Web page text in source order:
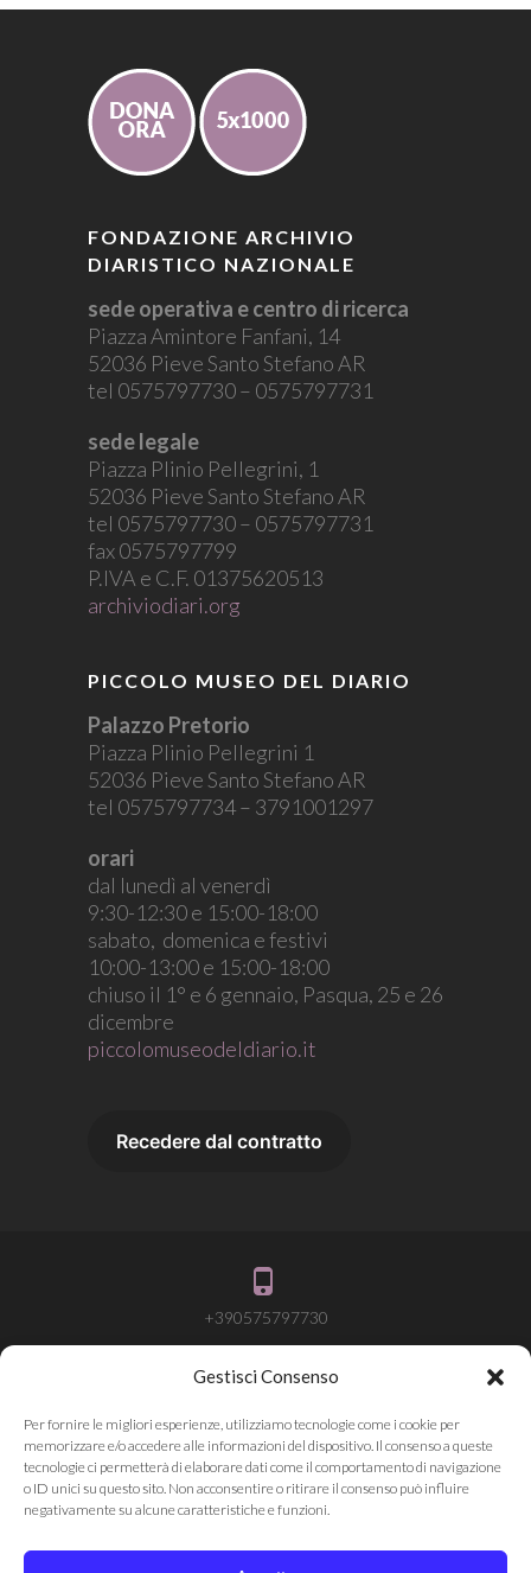
Gestisci Consenso
Per fornire le migliori esperienze, utilizziamo tecnologie come i cookie per
memorizzare e/o accedere alle informazioni del dispositivo. Il consenso a queste
tecnologie ci permetterà di elaborare dati come il comportamento di navigazione
o ID unici su questo sito. Non acconsentire o ritirare il consenso può influire
negativamente su alcune caratteristiche e funzioni.
FONDAZIONE ARCHIVIO
DIARISTICO NAZIONALE
sede operativa e centro di ricerca
Piazza Amintore Fanfani, 14
52036 Pieve Santo Stefano AR
tel 0575797730 – 0575797731
sede legale
Piazza Plinio Pellegrini, 1
52036 Pieve Santo Stefano AR
tel 0575797730 – 0575797731
fax 0575797799
P.IVA e C.F. 01375620513
archiviodiari.org
PICCOLO MUSEO DEL DIARIO
Palazzo Pretorio
Piazza Plinio Pellegrini 1
52036 Pieve Santo Stefano AR
tel 0575797734 – 3791001297
orari
dal lunedì al venerdì
9:30-12:30 e 15:00-18:00
sabato, domenica e festivi
10:00-13:00 e 15:00-18:00
chiuso il 1° e 6 gennaio, Pasqua, 25 e 26
dicembre
piccolomuseodeldiario.it
+390575797730
Pieve Santo Stefano AR